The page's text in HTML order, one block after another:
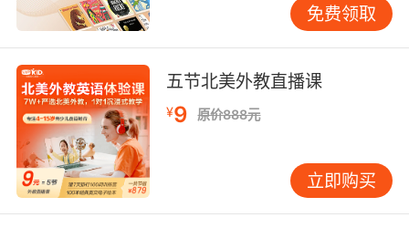
单歌词，标志着从被动接受到主动创造的质变。
当前实践中仍存在两大挑战：其一是将系统性教
学目标与歌曲趣味性的平衡，其二是对不同节奏
敏感度的个性化适配。未来发展方向可聚焦AI智
能编曲系统开发，通过分析学员声纹特征生成定
制化旋律；同时加强家庭场景延伸，开发亲子共
学版音乐互动APP。正如VIPKID教学研究院负责
人所言：歌曲法不应止于课堂热闹，更要构建语
言思维的音乐图谱。唯有将音乐要素深度嵌入语
免费领取
五节北美外教直播课
¥9 原价888元
立即购买